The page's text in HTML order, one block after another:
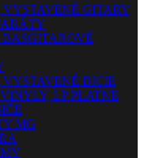
GITARY
BICIE
LP PLATNE
MG